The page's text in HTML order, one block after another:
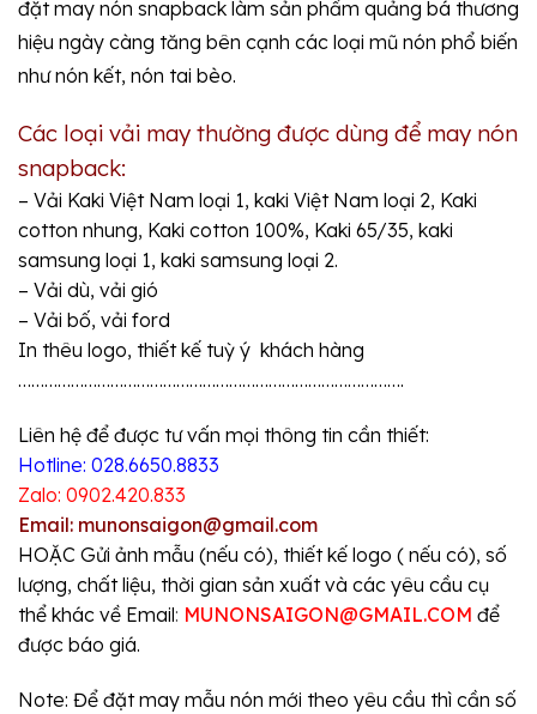
đặt may nón snapback làm sản phẩm quảng bá thương
hiệu ngày càng tăng bên cạnh các loại mũ nón phổ biến
như nón kết, nón tai bèo.
Các loại vải may thường được dùng để may nón
snapback:
– Vải Kaki Việt Nam loại 1, kaki Việt Nam loại 2, Kaki
cotton nhung, Kaki cotton 100%, Kaki 65/35, kaki
samsung loại 1, kaki samsung loại 2.
– Vải dù, vải gió
– Vải bố, vải ford
In thêu logo, thiết kế tuỳ ý khách hàng
…………………………………………………………………………….
Liên hệ để được tư vấn mọi thông tin cần thiết:
Hotline: 028.6650.8833
Zalo: 0902.420.833
Email: munonsaigon@gmail.com
HOẶC Gửi ảnh mẫu (nếu có), thiết kế logo ( nếu có), số
lượng, chất liệu, thời gian sản xuất và các yêu cầu cụ
thể khác về Email: MUNONSAIGON@GMAIL.COM để
được báo giá.
Note: Để đặt may mẫu nón mới theo yêu cầu thì cần số